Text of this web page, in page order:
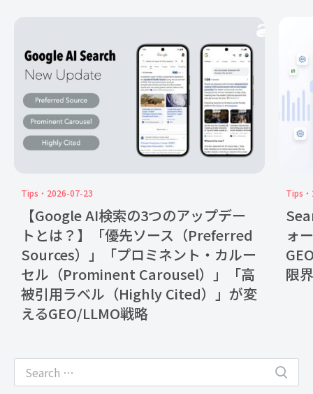
Tips 2026-07-23
【Google AI検索の3つのアップデー
トとは？】「優先ソース（Preferred
Sources）」「プロミネント・カルー
セル（Prominent Carousel）」「高
被引用ラベル（Highly Cited）」が変
えるGEO/LLMO戦略
Tips
ォ
限界